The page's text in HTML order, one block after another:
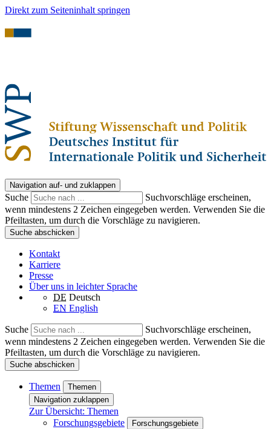
Direkt zum Seiteninhalt springen
Navigation auf- und zuklappen
Suche
Suchvorschläge erscheinen,
wenn mindestens 2 Zeichen eingegeben werden. Verwenden Sie die
Pfeiltasten, um durch die Vorschläge zu navigieren.
Suche abschicken
Kontakt
Karriere
Presse
Über uns in leichter Sprache
DE Deutsch
EN English
Suche
Suchvorschläge erscheinen,
wenn mindestens 2 Zeichen eingegeben werden. Verwenden Sie die
Pfeiltasten, um durch die Vorschläge zu navigieren.
Suche abschicken
Themen
Themen
Navigation zuklappen
Zur Übersicht: Themen
Forschungsgebiete
Forschungsgebiete